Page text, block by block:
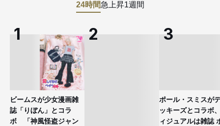
24時間急上昇1週間
ビームスが少女漫画雑
誌「りぼん」とコラ
ボ 「神風怪盗ジャン
ポール・スミスが
ッキーズとコラボ
ィジュアルは雑誌